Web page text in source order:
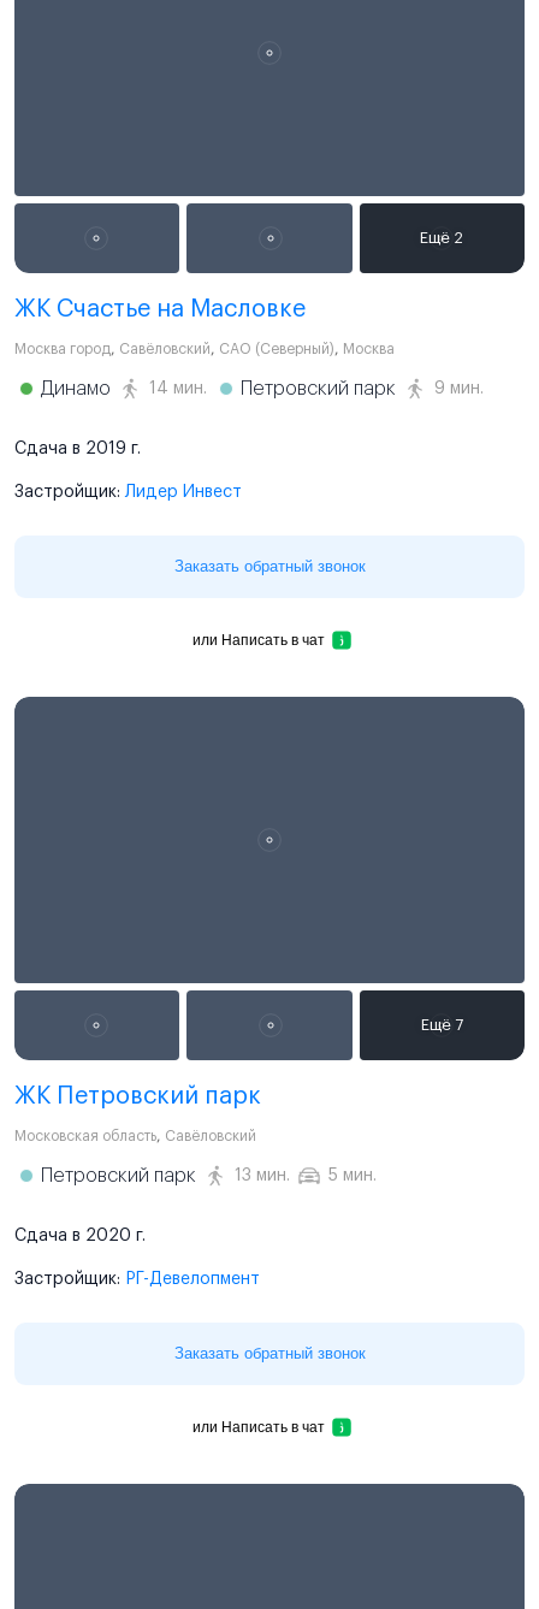
ЖК Счастье на Масловке
Москва город, Савёловский, САО (Северный), Москва
Динамо 14 мин. Петровский парк 9 мин.
Сдача в 2019 г.
Застройщик: Лидер Инвест
Заказать обратный звонок
или Написать в чат
ЖК Петровский парк
Московская область, Савёловский
Петровский парк 13 мин. 5 мин.
Сдача в 2020 г.
Застройщик: РГ-Девелопмент
Заказать обратный звонок
или Написать в чат